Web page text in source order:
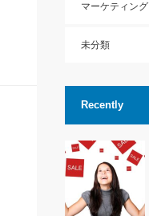
マーケティング
未分類
Recently